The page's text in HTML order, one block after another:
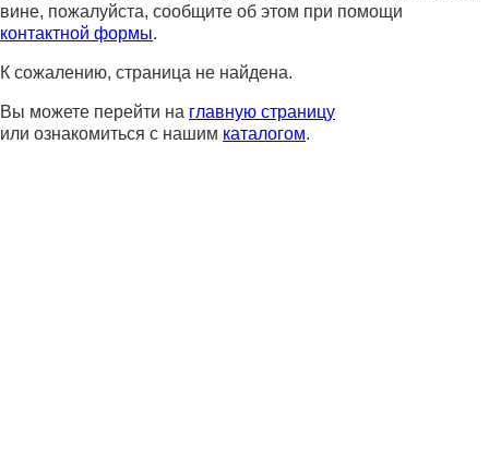
вине, пожалуйста, сообщите об этом при помощи
контактной формы.
К сожалению, страница не найдена.
Вы можете перейти на главную страницу
или ознакомиться с нашим каталогом.